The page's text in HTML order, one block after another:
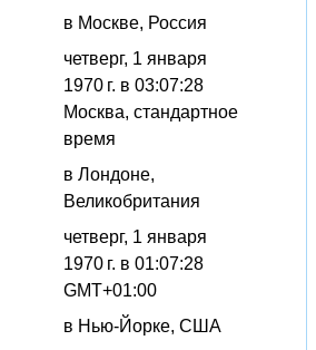
в Москве, Россия
четверг, 1 января
1970 г. в 03:07:28
Москва, стандартное
время
в Лондоне,
Великобритания
четверг, 1 января
1970 г. в 01:07:28
GMT+01:00
в Нью-Йорке, США